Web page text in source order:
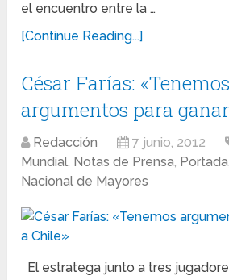
el encuentro entre la …
[Continue Reading...]
César Farías: «Tenemos
argumentos para
Redacción 7 junio, 2012
Mundial, Notas de Prensa, Portada
Nacional de Mayores
El estratega junto a tres